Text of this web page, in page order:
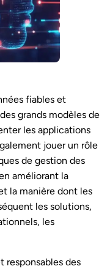
fiables et
grands modèles de
les applications
jouer un rôle
de gestion des
améliorant la
la manière dont les
les solutions,
les
des